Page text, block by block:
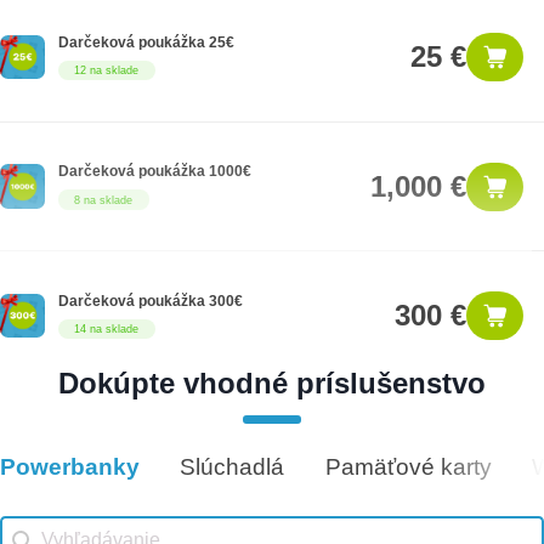
12 na sklade
Darčeková poukážka 25€ 25 €
8 na sklade
Darčeková poukážka 1000€ 1,000 €
14 na sklade
Darčeková poukážka 300€ 300 €
9 na sklade
Dokúpte vhodné príslušenstvo
Vhodné príslušenstvo
Powerbanky Slúchadlá Pamäťové karty
Vhodné príslušenstvo search
Search content